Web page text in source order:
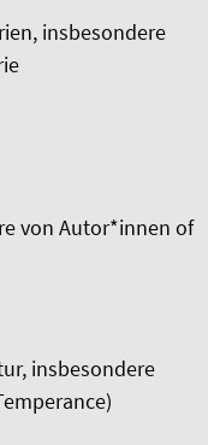
insbesondere
von Autor*innen of
insbesondere